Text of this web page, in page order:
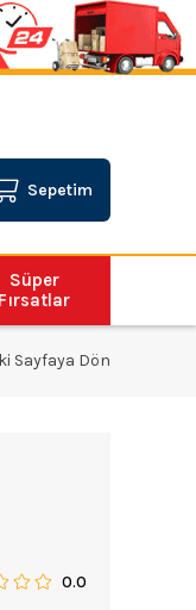
Sepetim
Süper
Fırsatlar
Sayfaya Dön
0.0